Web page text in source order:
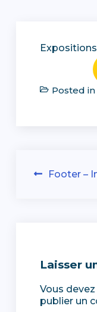
Posted in
Footer –
Laisser
Vous devez
publier un